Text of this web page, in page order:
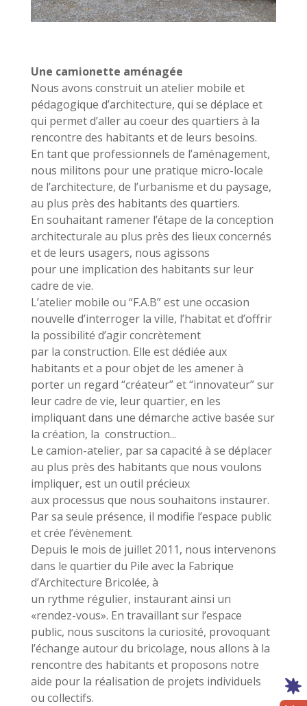
Une camionette aménagée
Nous avons construit un atelier mobile et
pédagogique d’architecture, qui se déplace et
qui permet d’aller au coeur des quartiers à la
rencontre des habitants et de leurs besoins.
En tant que professionnels de l’aménagement,
nous militons pour une pratique micro-locale
de l’architecture, de l’urbanisme et du paysage,
au plus près des habitants des quartiers.
En souhaitant ramener l’étape de la conception
architecturale au plus près des lieux concernés
et de leurs usagers, nous agissons
pour une implication des habitants sur leur
cadre de vie.
L’atelier mobile ou “F.A.B” est une occasion
nouvelle d’interroger la ville, l’habitat et d’offrir
la possibilité d’agir concrètement
par la construction. Elle est dédiée aux
habitants et a pour objet de les amener à
porter un regard “créateur” et “innovateur” sur
leur cadre de vie, leur quartier, en les
impliquant dans une démarche active basée sur
la création, la construction...
Le camion-atelier, par sa capacité à se déplacer
au plus près des habitants que nous voulons
impliquer, est un outil précieux
aux processus que nous souhaitons instaurer.
Par sa seule présence, il modifie l’espace public
et crée l’évènement.
Depuis le mois de juillet 2011, nous intervenons
dans le quartier du Pile avec la Fabrique
d’Architecture Bricolée, à
un rythme régulier, instaurant ainsi un
«rendez-vous». En travaillant sur l’espace
public, nous suscitons la curiosité, provoquant
l’échange autour du bricolage, nous allons à la
rencontre des habitants et proposons notre
aide pour la réalisation de projets individuels
ou collectifs.